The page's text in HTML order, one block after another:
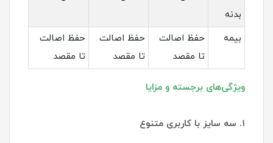
بدنه
بیمه
حفظ اصالت
تا مقصد
حفظ اصالت
تا مقصد
حفظ اصالت
تا مقصد
ویژگی‌های برجسته و مزایا
۱. سه سایز با کاربری متنوع